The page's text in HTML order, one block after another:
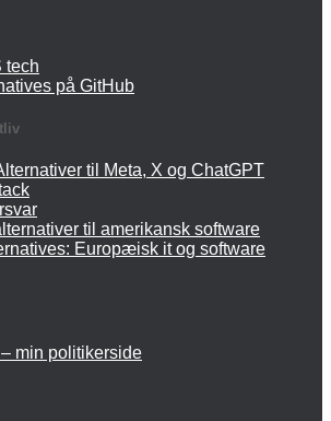
tech
på GitHub
til Meta, X og ChatGPT
til amerikansk software
Europæisk it og software
min politikerside